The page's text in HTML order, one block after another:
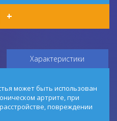
+
Характеристики
может быть использован
артрите, при
повреждении